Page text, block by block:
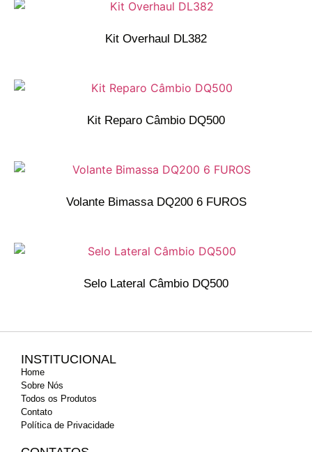
Kit Overhaul DL382
Kit Reparo Câmbio DQ500
Volante Bimassa DQ200 6 FUROS
Selo Lateral Câmbio DQ500
INSTITUCIONAL
Home
Sobre Nós
Todos os Produtos
Contato
Política de Privacidade